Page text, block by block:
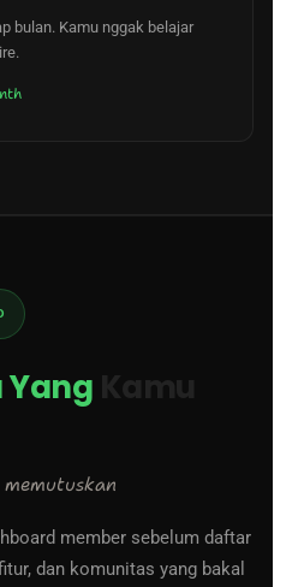
bulan. Kamu nggak belajar
Yang
member sebelum daftar
dan komunitas yang bakal